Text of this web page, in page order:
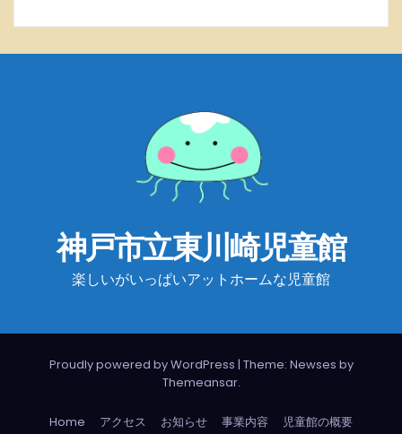
神戸市立東川崎児童館
楽しいがいっぱいアットホームな児童館
Proudly powered by WordPress | Theme: Newses by
Themeansar.
Home アクセス お知らせ 事業内容 児童館の概要